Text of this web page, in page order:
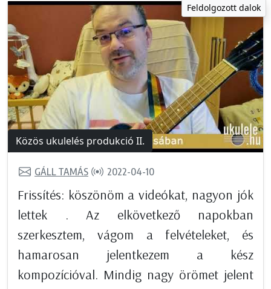
Feldolgozott dalok
Közös ukulelés produkció II.
GÁLL TAMÁS 2022-04-10
Frissítés: köszönöm a videókat, nagyon jók
lettek . Az elkövetkező napokban
szerkesztem, vágom a felvételeket, és
hamarosan jelentkezem a kész
kompozícióval. Mindig nagy örömet jelent